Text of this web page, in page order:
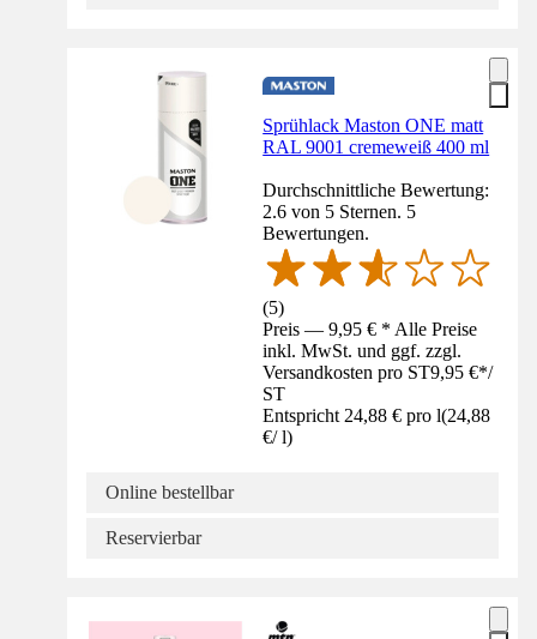
Sprühlack Maston ONE matt
RAL 9001 cremeweiß 400 ml
Durchschnittliche Bewertung:
2.6 von 5 Sternen. 5
Bewertungen.
(5)
Preis — 9,95 € * Alle Preise
inkl. MwSt. und ggf. zzgl.
Versandkosten pro ST9,95 €*/
ST
Entspricht 24,88 € pro l(24,88
€/ l)
Online bestellbar
Reservierbar